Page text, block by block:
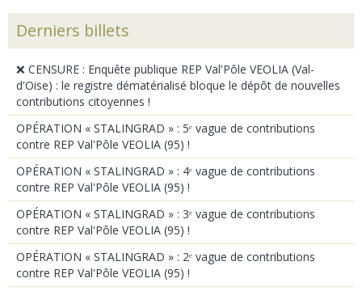
Derniers billets
❌ CENSURE : Enquête publique REP Val'Pôle VEOLIA (Val-
d'Oise) : le registre dématérialisé bloque le dépôt de nouvelles
contributions citoyennes !
OPÉRATION « STALINGRAD » : 5ᵉ vague de contributions
contre REP Val'Pôle VEOLIA (95) !
OPÉRATION « STALINGRAD » : 4ᵉ vague de contributions
contre REP Val'Pôle VEOLIA (95) !
OPÉRATION « STALINGRAD » : 3ᵉ vague de contributions
contre REP Val'Pôle VEOLIA (95) !
OPÉRATION « STALINGRAD » : 2ᵉ vague de contributions
contre REP Val'Pôle VEOLIA (95) !